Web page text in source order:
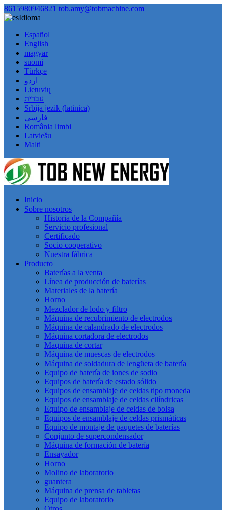
8615980946821 tob.amy@tobmachine.com
Idioma
Español
English
magyar
suomi
Türkçe
اردو
Lietuvių
עברית
Srbija jezik (latinica)
فارسی
România limbi
Latviešu
Malti
Inicio
Sobre nosotros
Historia de la Compañía
Servicio profesional
Certificado
Socio cooperativo
Nuestra fábrica
Producto
Baterías a la venta
Línea de producción de baterías
Materiales de la batería
Horno
Mezclador de lodo y filtro
Máquina de recubrimiento de electrodos
Máquina de calandrado de electrodos
Máquina cortadora de electrodos
Maquina de cortar
Máquina de muescas de electrodos
Máquina de soldadura de lengüeta de batería
Equipo de batería de iones de sodio
Equipos de batería de estado sólido
Equipos de ensamblaje de celdas tipo moneda
Equipos de ensamblaje de celdas cilíndricas
Equipo de ensamblaje de celdas de bolsa
Equipos de ensamblaje de celdas prismáticas
Equipo de montaje de paquetes de baterías
Conjunto de supercondensador
Máquina de formación de batería
Ensayador
Horno
Molino de laboratorio
guantera
Máquina de prensa de tabletas
Equipo de laboratorio